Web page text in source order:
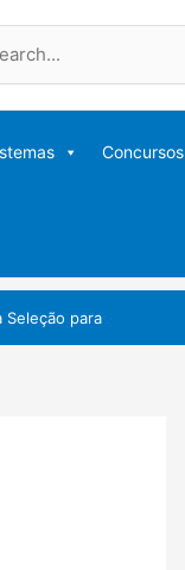
Concursos
Seleção para